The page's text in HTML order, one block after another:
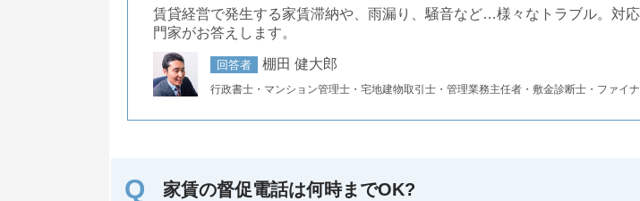
賃貸経営で発生する家賃滞納や、雨漏り、騒音など…様々なトラブル。対
門家がお答えします。
回答者 棚田 健大郎
行政書士・マンション管理士・宅地建物取引士・管理業務主任者・敷金診断士・ファイ
家賃の督促電話は何時までOK?